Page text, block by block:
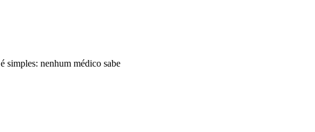
simples: nenhum médico sabe